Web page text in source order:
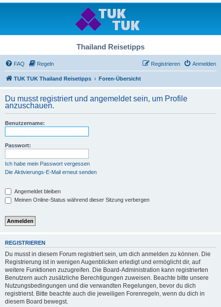
Thailand Reisetipps
FAQ Regeln Anmelden
Registrieren
TUK TUK Thailand Reisetipps Foren-Übersicht
Du musst registriert und angemeldet sein, um Profile
anzuschauen.
Benutzername:
Passwort:
Ich habe mein Passwort vergessen
Die Aktivierungs-E-Mail erneut senden
Angemeldet bleiben
Meinen Online-Status während dieser Sitzung verbergen
REGISTRIEREN
Du musst in diesem Forum registriert sein, um dich anmelden zu können. Die
Registrierung ist in wenigen Augenblicken erledigt und ermöglicht dir, auf
weitere Funktionen zuzugreifen. Die Board-Administration kann registrierten
Benutzern auch zusätzliche Berechtigungen zuweisen. Beachte bitte unsere
Nutzungsbedingungen und die verwandten Regelungen, bevor du dich
registrierst. Bitte beachte auch die jeweiligen Forenregeln, wenn du dich in
diesem Board bewegst.